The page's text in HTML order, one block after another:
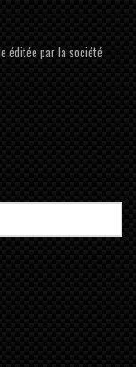
éditée par la société